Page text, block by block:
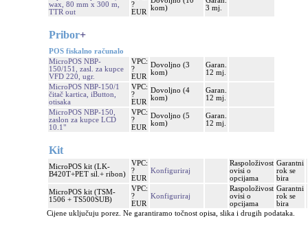
wax, 80 mm x 300 m,
TTR out
?
EUR
kom)
3 mj.
Pribor+
POS fiskalno računalo
MicroPOS NBP-
150/151, zasl. za kupce
VFD 220, ugr.
VPC:
?
EUR
Dovoljno (3
kom)
Garan.
12 mj.
MicroPOS NBP-150/1
čitač kartica, iButton,
otisaka
VPC:
?
EUR
Dovoljno (4
kom)
Garan.
12 mj.
MicroPOS NBP-150,
zaslon za kupce LCD
10.1"
VPC:
?
EUR
Dovoljno (5
kom)
Garan.
12 mj.
Kit
MicroPOS kit (LK-
B420T+PET sil.+ ribon)
VPC:
?
EUR
Konfiguriraj
Raspoloživost
ovisi o
opcijama
Garantni
rok se
bira
MicroPOS kit (TSM-
1506 + TS500SUB)
VPC:
?
EUR
Konfiguriraj
Raspoloživost
ovisi o
opcijama
Garantni
rok se
bira
Cijene uključuju porez. Ne garantiramo točnost opisa, slika i drugih podataka.